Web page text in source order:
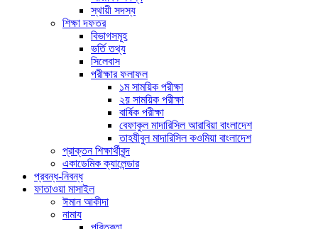
স্থায়ী সদস্য
শিক্ষা দফতর
বিভাগসমূহ
ভর্তি তথ্য
সিলেবাস
পরীক্ষার ফলাফল
১ম সাময়িক পরীক্ষা
২য় সাময়িক পরীক্ষা
বার্ষিক পরীক্ষা
বেফাকুল মাদারিসিল আরাবিয়া বাংলাদেশ
তাহযীবুল মাদারিসিল কওমিয়া বাংলাদেশ
প্রাক্তন শিক্ষার্থীবৃন্দ
একাডেমিক ক্যালেন্ডার
প্রবন্ধ-নিবন্ধ
ফাতাওয়া মাসাইল
ঈমান আকীদা
নামায